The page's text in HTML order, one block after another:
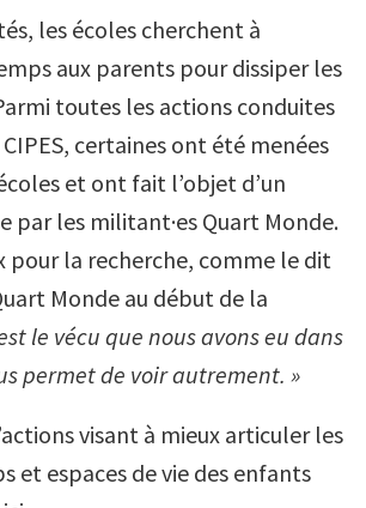
les écoles cherchent à
aux parents pour dissiper les
toutes les actions conduites
certaines ont été menées
et ont fait l’objet d’un
par les militant·es Quart Monde.
pour la recherche, comme le dit
Monde au début de la
le vécu que nous avons eu dans
permet de voir autrement. »
visant à mieux articuler les
et espaces de vie des enfants